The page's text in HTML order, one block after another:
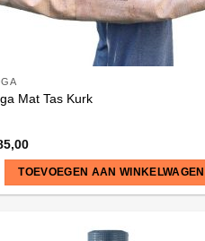
Mat Tas Kurk
TOEVOEGEN AAN WINKELWAGEN